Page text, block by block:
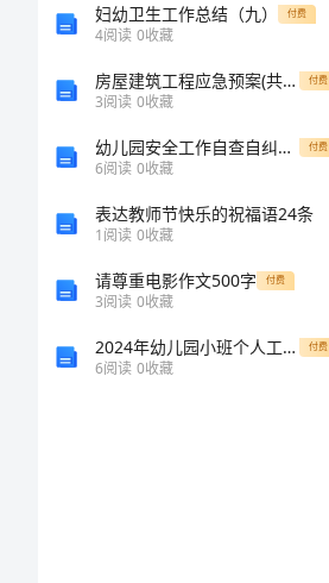
妇幼卫生工作总结（九） 付费
4阅读 0收藏
房屋建筑工程应急预案(共10页) 付费
3阅读 0收藏
幼儿园安全工作自查自纠整改方案 付费
6阅读 0收藏
表达教师节快乐的祝福语24条
1阅读 0收藏
请尊重电影作文500字 付费
3阅读 0收藏
2024年幼儿园小班个人工作总结（热门） 付费
6阅读 0收藏